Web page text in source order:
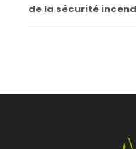
de la sécurité